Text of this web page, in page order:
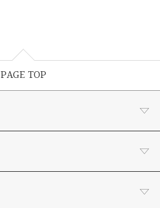
PAGE TOP